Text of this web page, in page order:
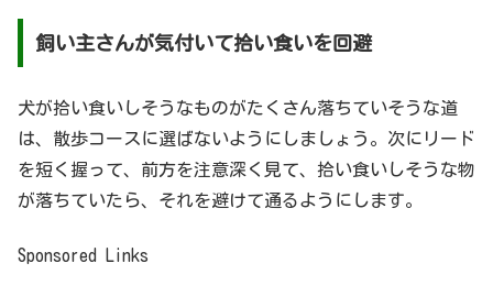
飼い主さんが気付いて拾い食いを回避
犬が拾い食いしそうなものがたくさん落ちていそうな道
は、散歩コースに選ばないようにしましょう。次にリード
を短く握って、前方を注意深く見て、拾い食いしそうな物
が落ちていたら、それを避けて通るようにします。
Sponsored Links